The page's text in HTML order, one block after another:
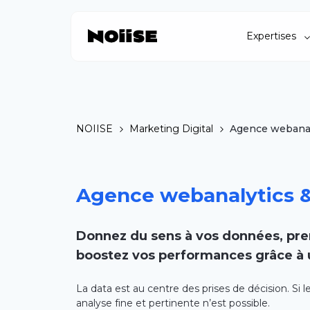
Expertises
NOIISE Marketing Digital Agence
Agence webanalytics
Donnez du sens à vos données,
boostez vos performances grâce
La data est au centre des prises de décision. Si
analyse fine et pertinente n’est possible.